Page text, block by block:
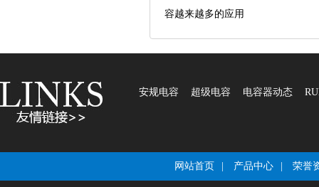
容越来越多的应用
安规电容 超级电容 电容器动态
网站首页 产品中心 荣誉